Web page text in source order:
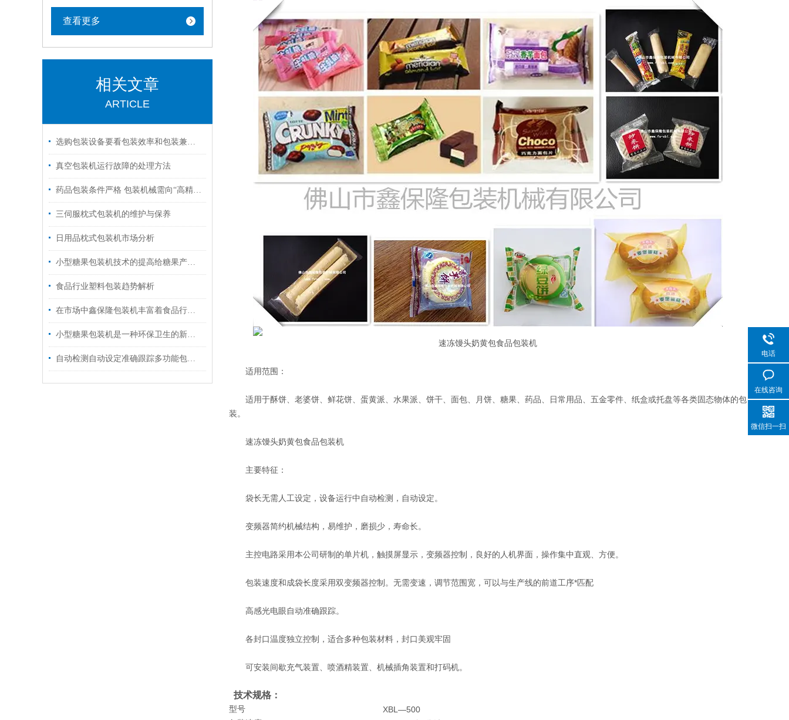
查看更多
相关文章
ARTICLE
选购包装设备要看包装效率和包装兼容性
真空包装机运行故障的处理方法
药品包装条件严格 包装机械需向“高精尖”发展
三伺服枕式包装机的维护与保养
日用品枕式包装机市场分析
小型糖果包装机技术的提高给糖果产业带来巨大的变革
食品行业塑料包装趋势解析
在市场中鑫保隆包装机丰富着食品行业的发展
小型糖果包装机是一种环保卫生的新型包装方式
自动检测自动设定准确跟踪多功能包装机
速冻馒头奶黄包食品包装机
适用范围：
适用于酥饼、老婆饼、鲜花饼、蛋黄派、水果派、饼干、面包、月饼、糖果、药品、日常用品、五金零件、纸盒或托盘等各类固态物体的包
装。
速冻馒头奶黄包食品包装机
主要特征：
袋长无需人工设定，设备运行中自动检测，自动设定。
变频器简约机械结构，易维护，磨损少，寿命长。
主控电路采用本公司研制的单片机，触摸屏显示，变频器控制，良好的人机界面，操作集中直观、方便。
包装速度和成袋长度采用双变频器控制。无需变速，调节范围宽，可以与生产线的前道工序*匹配
高感光电眼自动准确跟踪。
各封口温度独立控制，适合多种包装材料，封口美观牢固
可安装间歇充气装置、喷酒精装置、机械插角装置和打码机。
技术规格：
型号 XBL—500
电话
在线咨询
微信扫一扫